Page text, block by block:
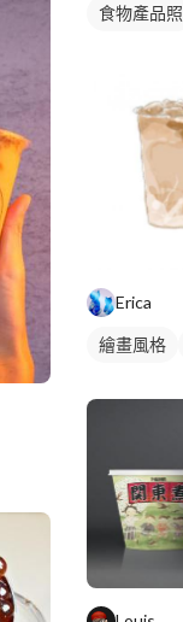
食物產品照
Erica
繪畫風格